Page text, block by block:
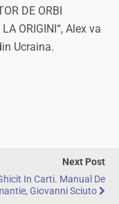
DE ORBI
ORIGINI“, Alex va
Ucraina.
Next Post
In Carti. Manual De
Giovanni Sciuto